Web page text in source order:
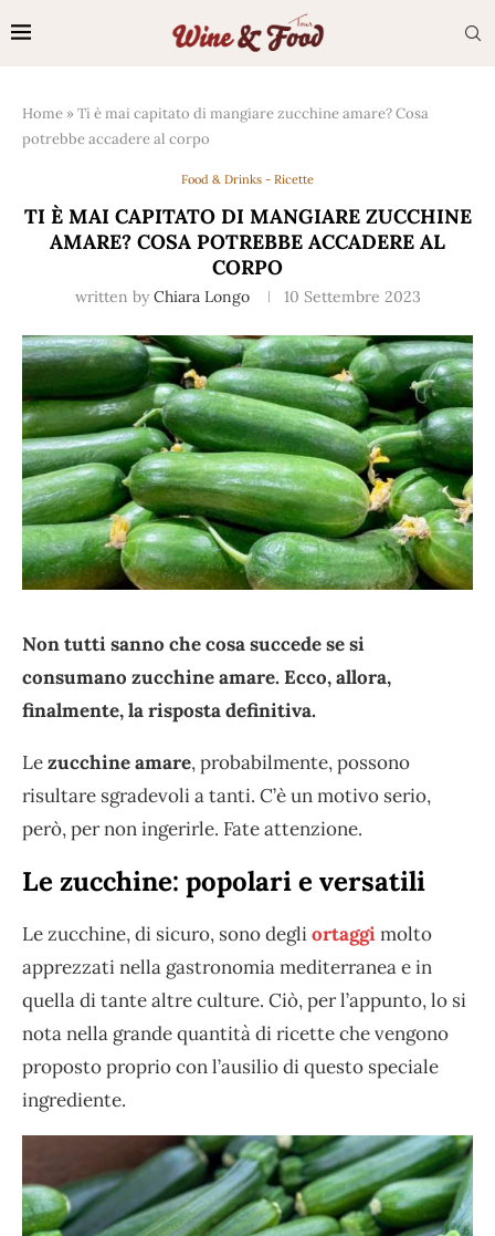
Home »Ti è mai capitato di mangiare zucchine amare? Cosa
potrebbe accadere al corpo
Food & Drinks - Ricette
TI È MAI CAPITATO DI MANGIARE ZUCCHINE
AMARE? COSA POTREBBE ACCADERE AL
CORPO
written by Chiara Longo 10 Settembre 2023
Non tutti sanno che cosa succede se si
consumano zucchine amare. Ecco, allora,
finalmente, la risposta definitiva.
Lezucchine amare, probabilmente, possono
risultare sgradevoli a tanti. C’è un motivo serio,
però, per non ingerirle. Fate attenzione.
Le zucchine: popolari e versatili
Le zucchine, di sicuro, sono degliortaggimolto
apprezzati nella gastronomia mediterranea e in
quella di tante altre culture. Ciò, per l’appunto, lo si
nota nella grande quantità di ricette che vengono
proposto proprio con l’ausilio di questo speciale
ingrediente.